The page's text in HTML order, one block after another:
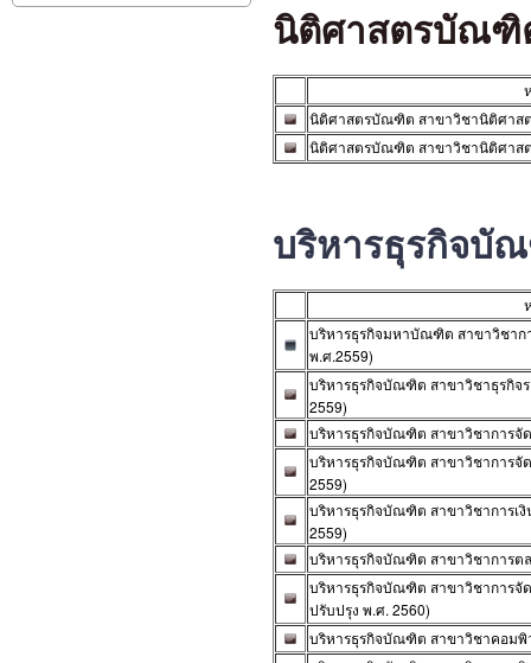
นิติศาสตรบัณฑิ
นิติศาสตรบัณฑิต สาขาวิชานิติศาสต
นิติศาสตรบัณฑิต สาขาวิชานิติศาสต
บริหารธุรกิจบั
บริหารธุรกิจมหาบัณฑิต สาขาวิชาก
พ.ศ.2559)
บริหารธุรกิจบัณฑิต สาขาวิชาธุรกิจ
2559)
บริหารธุรกิจบัณฑิต สาขาวิชาการจั
บริหารธุรกิจบัณฑิต สาขาวิชาการจั
2559)
บริหารธุรกิจบัณฑิต สาขาวิชาการเ
2559)
บริหารธุรกิจบัณฑิต สาขาวิชาการต
บริหารธุรกิจบัณฑิต สาขาวิชาการจั
ปรับปรุง พ.ศ. 2560)
บริหารธุรกิจบัณฑิต สาขาวิชาคอมพิ